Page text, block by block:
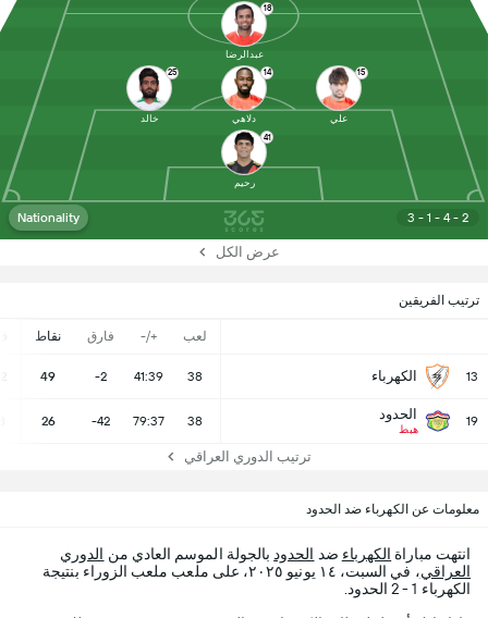
ترتيب الفريقين
لعب +/- فارق نقاط
13 الكهرباء 38
41:39
-2
49
19 الحدود
هبط
38
79:37
-42
26
ترتيب الدوري العراقي
3 - 1 - 4 - 2
Nationality
41
رحيم
15
علي
14
دلاهي
25
خالد
18
عبدالرضا
عرض الكل
معلومات عن الكهرباء ضد الحدود
انتهت مباراة الكهرباء ضد الحدود بالجولة الموسم العادي من الدوري
العراقي
، في السبت، ١٤ يونيو ٢٠٢٥، على ملعب ملعب الزوراء بنتيجة
الكهرباء 1 - 2 الحدود.